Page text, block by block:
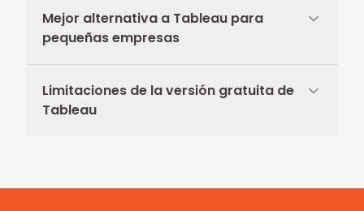
Mejor alternativa a Tableau para
pequeñas empresas
Limitaciones de la versión gratuita de
Tableau